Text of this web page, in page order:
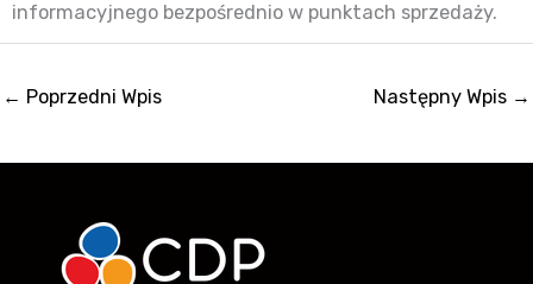
informacyjnego bezpośrednio w punktach sprzedaży.
← Poprzedni Wpis Następny Wpis →